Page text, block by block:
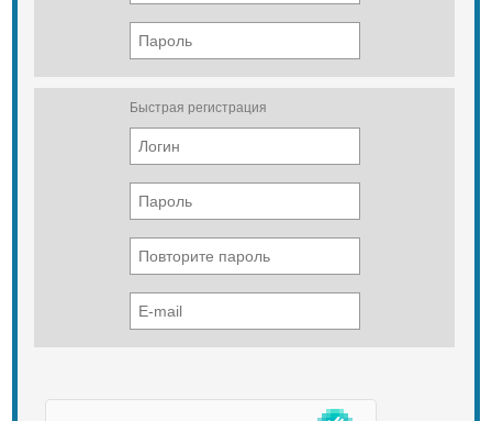
Быстрая регистрация